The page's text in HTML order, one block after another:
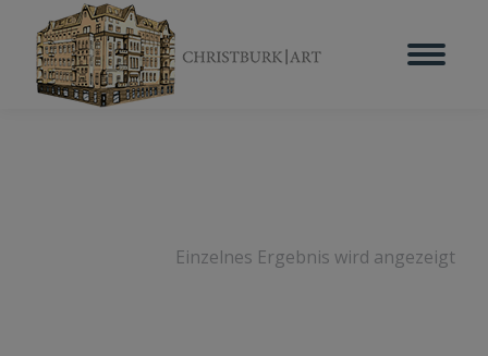
Einzelnes Ergebnis wird angezeigt